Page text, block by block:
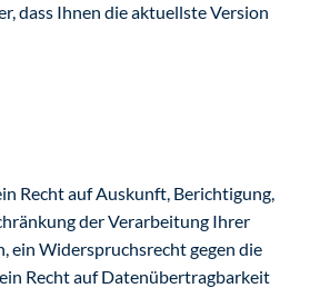
dass Ihnen die aktuellste Version
Recht auf Auskunft, Berichtigung,
der Verarbeitung Ihrer
ein Widerspruchsrecht gegen die
Recht auf Datenübertragbarkeit